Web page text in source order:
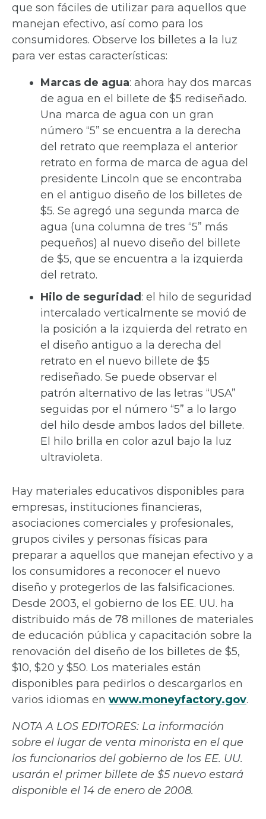
que son fáciles de utilizar para aquellos que
manejan efectivo, así como para los
consumidores. Observe los billetes a la luz
para ver estas características:
Marcas de agua: ahora hay dos marcas
de agua en el billete de $5 rediseñado.
Una marca de agua con un gran
número “5” se encuentra a la derecha
del retrato que reemplaza el anterior
retrato en forma de marca de agua del
presidente Lincoln que se encontraba
en el antiguo diseño de los billetes de
$5. Se agregó una segunda marca de
agua (una columna de tres “5” más
pequeños) al nuevo diseño del billete
de $5, que se encuentra a la izquierda
del retrato.
Hilo de seguridad : el hilo de seguridad
intercalado verticalmente se movió de
la posición a la izquierda del retrato en
el diseño antiguo a la derecha del
retrato en el nuevo billete de $5
rediseñado. Se puede observar el
patrón alternativo de las letras “USA”
seguidas por el número “5” a lo largo
del hilo desde ambos lados del billete.
El hilo brilla en color azul bajo la luz
ultravioleta.
Hay materiales educativos disponibles para
empresas, instituciones financieras,
asociaciones comerciales y profesionales,
grupos civiles y personas físicas para
preparar a aquellos que manejan efectivo y a
los consumidores a reconocer el nuevo
diseño y protegerlos de las falsificaciones.
Desde 2003, el gobierno de los EE. UU. ha
distribuido más de 78 millones de materiales
de educación pública y capacitación sobre la
renovación del diseño de los billetes de $5,
$10, $20 y $50. Los materiales están
disponibles para pedirlos o descargarlos en
varios idiomas en www.moneyfactory.gov.
NOTA A LOS EDITORES: La información
sobre el lugar de venta minorista en el que
los funcionarios del gobierno de los EE. UU.
usarán el primer billete de $5 nuevo estará
disponible el 14 de enero de 2008.